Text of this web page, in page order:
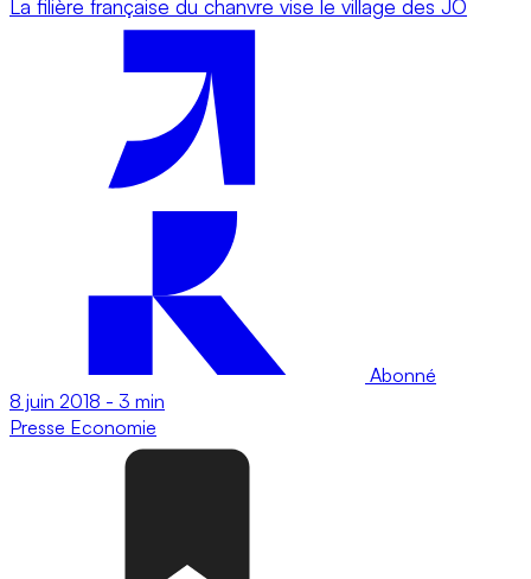
La filière française du chanvre vise le village des JO
Abonné
8 juin 2018 - 3 min
Presse Economie